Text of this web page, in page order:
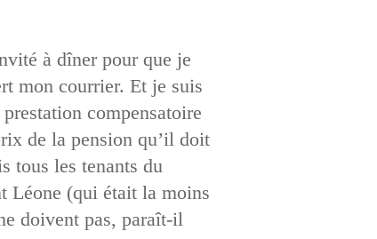
à dîner pour que je
mon courrier. Et je suis
compensatoire
de la pension qu’il doit
tous les tenants du
Léone (qui était la moins
doivent pas, paraît-il